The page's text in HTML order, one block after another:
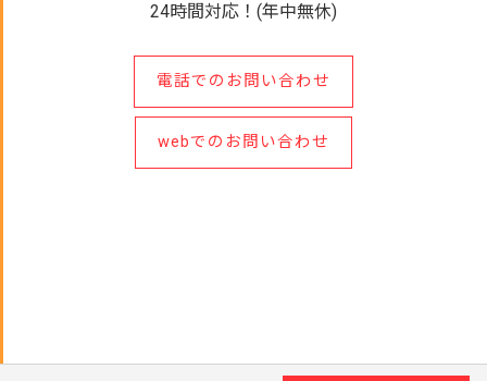
24時間対応！(年中無休)
電話でのお問い合わせ
webでのお問い合わせ